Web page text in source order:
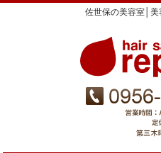
佐世保の美容室│